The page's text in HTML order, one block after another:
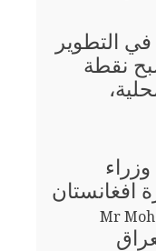
التطوير
نقطة
افغانستان
Mr